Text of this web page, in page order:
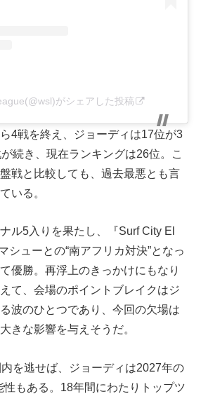
がシェアした投稿
4戦を終え、ジョーディは17位が3
続き、現在ランキングは26位。こ
戦と比較しても、過去最悪とも言
いる。
ル5入りを果たし、『Surf City El
シューとの“南アフリカ対決”となっ
優勝。再浮上のきっかけにもなり
て、会場のポイントブレイクはジ
波のひとつであり、今回の欠場は
きな影響を与えそうだ。
を逃せば、ジョーディは2027年の
もある。18年間にわたりトップツ